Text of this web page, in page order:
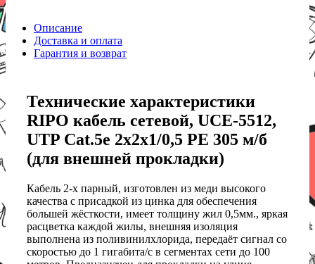
Описание
Доставка и оплата
Гарантия и возврат
Технические характеристики
RIPO кабель сетевой, UСE-5512,
UTP Cat.5e 2x2x1/0,5 PE 305 м/б
(для внешней прокладки)
Кабель 2-х парный, изготовлен из меди высокого
качества с присадкой из цинка для обеспечения
большей жёсткости, имеет толщину жил 0,5мм., яркая
расцветка каждой жилы, внешняя изоляция
выполнена из поливинилхлорида, передаёт сигнал со
скоростью до 1 гигабита/с в сегментах сети до 100